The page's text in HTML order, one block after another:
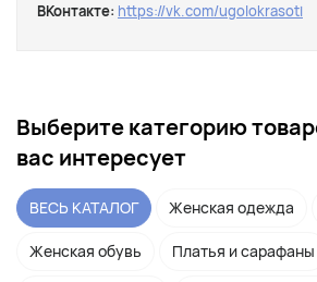
ВКонтакте: https://vk.com/ugolokrasoti
Выберите категорию
вас интересует
ВЕСЬ КАТАЛОГ Женская одежда
Женская обувь Платья и сарафаны